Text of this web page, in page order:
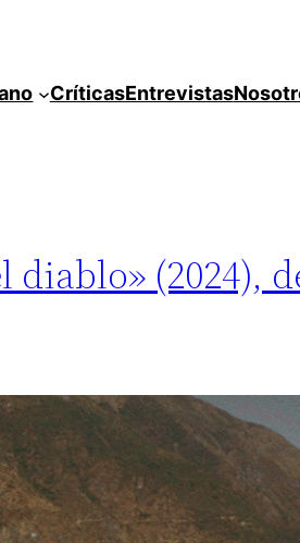
CríticasEntrevistas
(2024),